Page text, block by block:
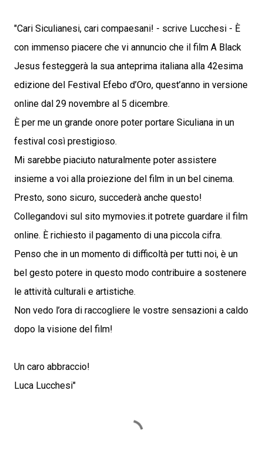
"Cari Siculianesi, cari compaesani! - scrive Lucchesi - È
con immenso piacere che vi annuncio che il film A Black
Jesus festeggerà la sua anteprima italiana alla 42esima
edizione del Festival Efebo d’Oro, quest’anno in versione
online dal 29 novembre al 5 dicembre.
È per me un grande onore poter portare Siculiana in un
festival così prestigioso.
Mi sarebbe piaciuto naturalmente poter assistere
insieme a voi alla proiezione del film in un bel cinema.
Presto, sono sicuro, succederà anche questo!
Collegandovi sul sito mymovies.it potrete guardare il film
online. È richiesto il pagamento di una piccola cifra.
Penso che in un momento di difficoltà per tutti noi, è un
bel gesto potere in questo modo contribuire a sostenere
le attività culturali e artistiche.
Non vedo l’ora di raccogliere le vostre sensazioni a caldo
dopo la visione del film!
Un caro abbraccio!
Luca Lucchesi"